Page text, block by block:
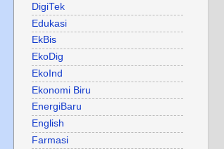
DigiTek
Edukasi
EkBis
EkoDig
EkoInd
Ekonomi Biru
EnergiBaru
English
Farmasi